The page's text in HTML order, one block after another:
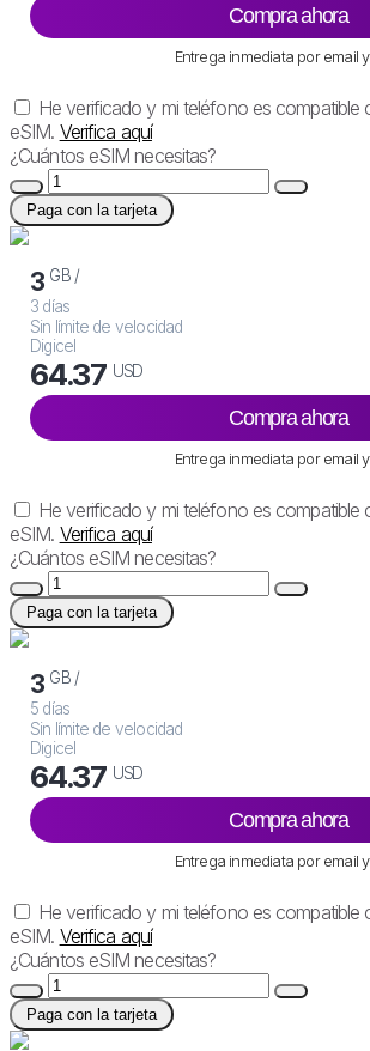
Compra ahora
Entrega inmediata por email
He verificado y mi teléfono es compatible
eSIM. Verifica aquí
¿Cuántos eSIM necesitas?
Paga con la tarjeta
3 GB /
3 días
Sin límite de velocidad
Digicel
64.37 USD
Compra ahora
Entrega inmediata por email
He verificado y mi teléfono es compatible
eSIM. Verifica aquí
¿Cuántos eSIM necesitas?
Paga con la tarjeta
3 GB /
5 días
Sin límite de velocidad
Digicel
64.37 USD
Compra ahora
Entrega inmediata por email
He verificado y mi teléfono es compatible
eSIM. Verifica aquí
¿Cuántos eSIM necesitas?
Paga con la tarjeta